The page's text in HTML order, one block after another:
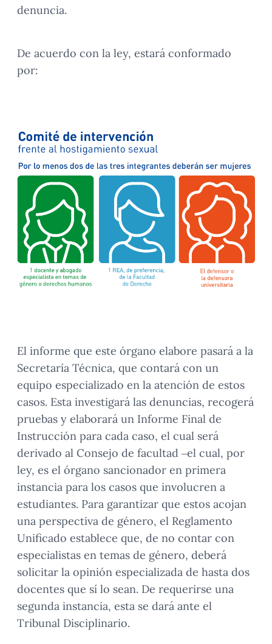
denuncia.
De acuerdo con la ley, estará conformado
por:
El informe que este órgano elabore pasará a la
Secretaría Técnica, que contará con un
equipo especializado en la atención de estos
casos. Esta investigará las denuncias, recogerá
pruebas y elaborará un Informe Final de
Instrucción para cada caso, el cual será
derivado al Consejo de facultad –el cual, por
ley, es el órgano sancionador en primera
instancia para los casos que involucren a
estudiantes. Para garantizar que estos acojan
una perspectiva de género, el Reglamento
Unificado establece que, de no contar con
especialistas en temas de género, deberá
solicitar la opinión especializada de hasta dos
docentes que sí lo sean. De requerirse una
segunda instancia, esta se dará ante el
Tribunal Disciplinario.